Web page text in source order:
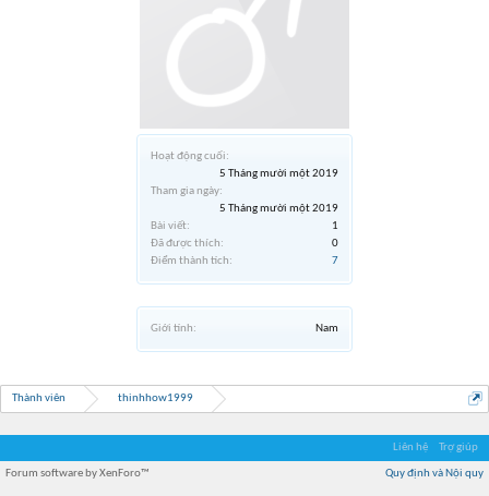
Hoạt động cuối:
5 Tháng mười một 2019
Tham gia ngày:
5 Tháng mười một 2019
Bài viết:
1
Đã được thích:
0
Điểm thành tích:
7
Giới tính: Nam
Thành viên thinhhow1999
Liên hệ Trợ giúp
Quy định và Nội quy
Forum software by XenForo™